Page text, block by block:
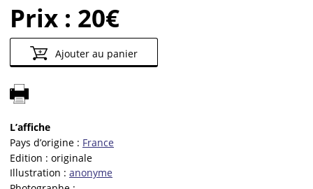
Prix : 20€
Ajouter au panier
L’affiche
Pays d’origine : France
Edition : originale
Illustration : anonyme